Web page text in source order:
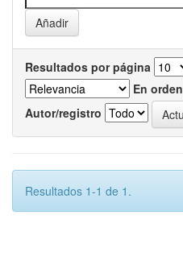
Resultados por página
En orden
Autor/registro
Resultados 1-1 de 1.